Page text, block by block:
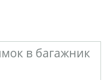
в багажник